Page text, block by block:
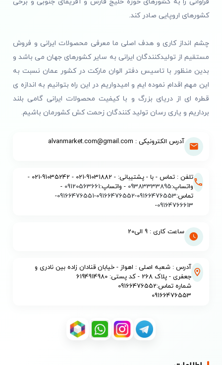
کشورهای اروپایی صادر کند.
چشم انداز کاری و هدف اصلی ما معرفی محصولات ایرانی و فروش
مستقیم از تولیدکنندگان ایرانی به سایر کشورهای جهان می باشد و
بدین منظور با تاسیس دفتر الوان مارکت در کشور عمان نسبت به
این مهم اقدام نموده ایم و امیدواریم در این راه بتوانیم به اندازه ی
قطره ای از دریای بزرگ و با کیفیت محصولات ایرانی گامی بلند
برداریم و یاری رسان تولید کنندگان زحمت کش کشورمان باشیم.
آدرس الکترونیکی : alvanmarket.com@gmail.com
تلفن : تماس - با - پشتیبانی: - 91031882-021 - 91035242-021 -
واتساپ:09383333895 - واتساپ:09120563661
-
تماس:09166476553
-
09166476552
-
09166476551
-
09164766613
-
ساعت کاری : 9 الی20
آدرس : شعبه اصلی : اهواز - خیابان قنادان زاده بین نادری و
جعفری - پلاک 268 - کد پستی: 6194914980
شماره تماس:09166476552
09166476553